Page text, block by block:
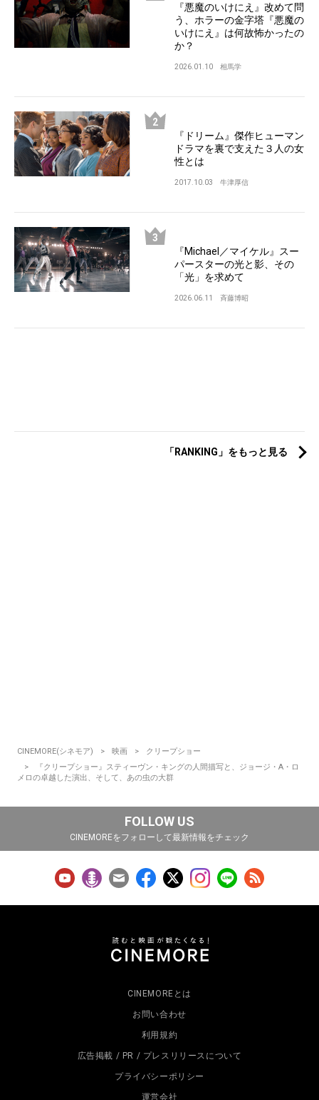
『悪魔のいけにえ』改めて問
う、ホラーの金字塔『悪魔の
いけにえ』は何故怖かったの
か？
2026.01.10 相馬学
『ドリーム』傑作ヒューマン
ドラマを裏で支えた３人の女
性とは
2017.10.03 牛津厚信
『Michael／マイケル』スー
パースターの光と影、その
「光」を求めて
2026.06.11 斉藤博昭
「RANKING」をもっと見る
CINEMORE(シネモア) 映画
クリープショー
『クリープショー』スティーヴン・キングの人間描写と、ジョージ・A・ロ
メロの卓越した演出、そして、あの虫の大群
FOLLOW US
CINEMOREをフォローして最新情報をチェック
CINEMOREとは
お問い合わせ
利用規約
広告掲載 / PR / プレスリリースについて
プライバシーポリシー
運営会社